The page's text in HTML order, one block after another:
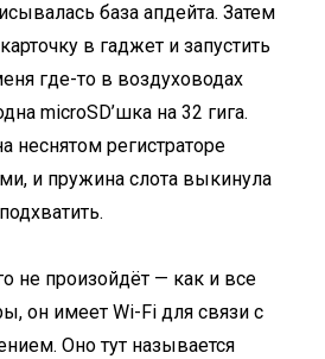
база апдейта. Затем
в гаджет и запустить
где-то в воздуховодах
microSD’шка на 32 гига.
неснятом регистраторе
и пружина слота выкинула
не произойдёт — как и все
он имеет Wi-Fi для связи с
Оно тут называется